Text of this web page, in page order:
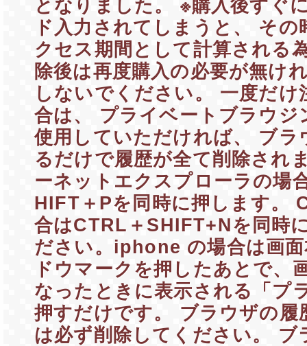
となりました。 ※購入後すぐ
ド入力されてしまうと、 そ
クセス期間として計算される
除後は再度購入の必要が無け
しないでください。 一度だけ
合は、 プライベートブラウジ
使用していただければ、 ブラ
るだけで履歴が全て削除され
ーネットエクスプローラの場
HIFT＋Pを同時に押します。
合はCTRL＋SHIFT+Nを同時
ださい。iphone の場合は画
ドウマークを押したあとで、
なったときに表示される「プ
押すだけです。 ブラウザの履
は必ず削除してください。 ブ